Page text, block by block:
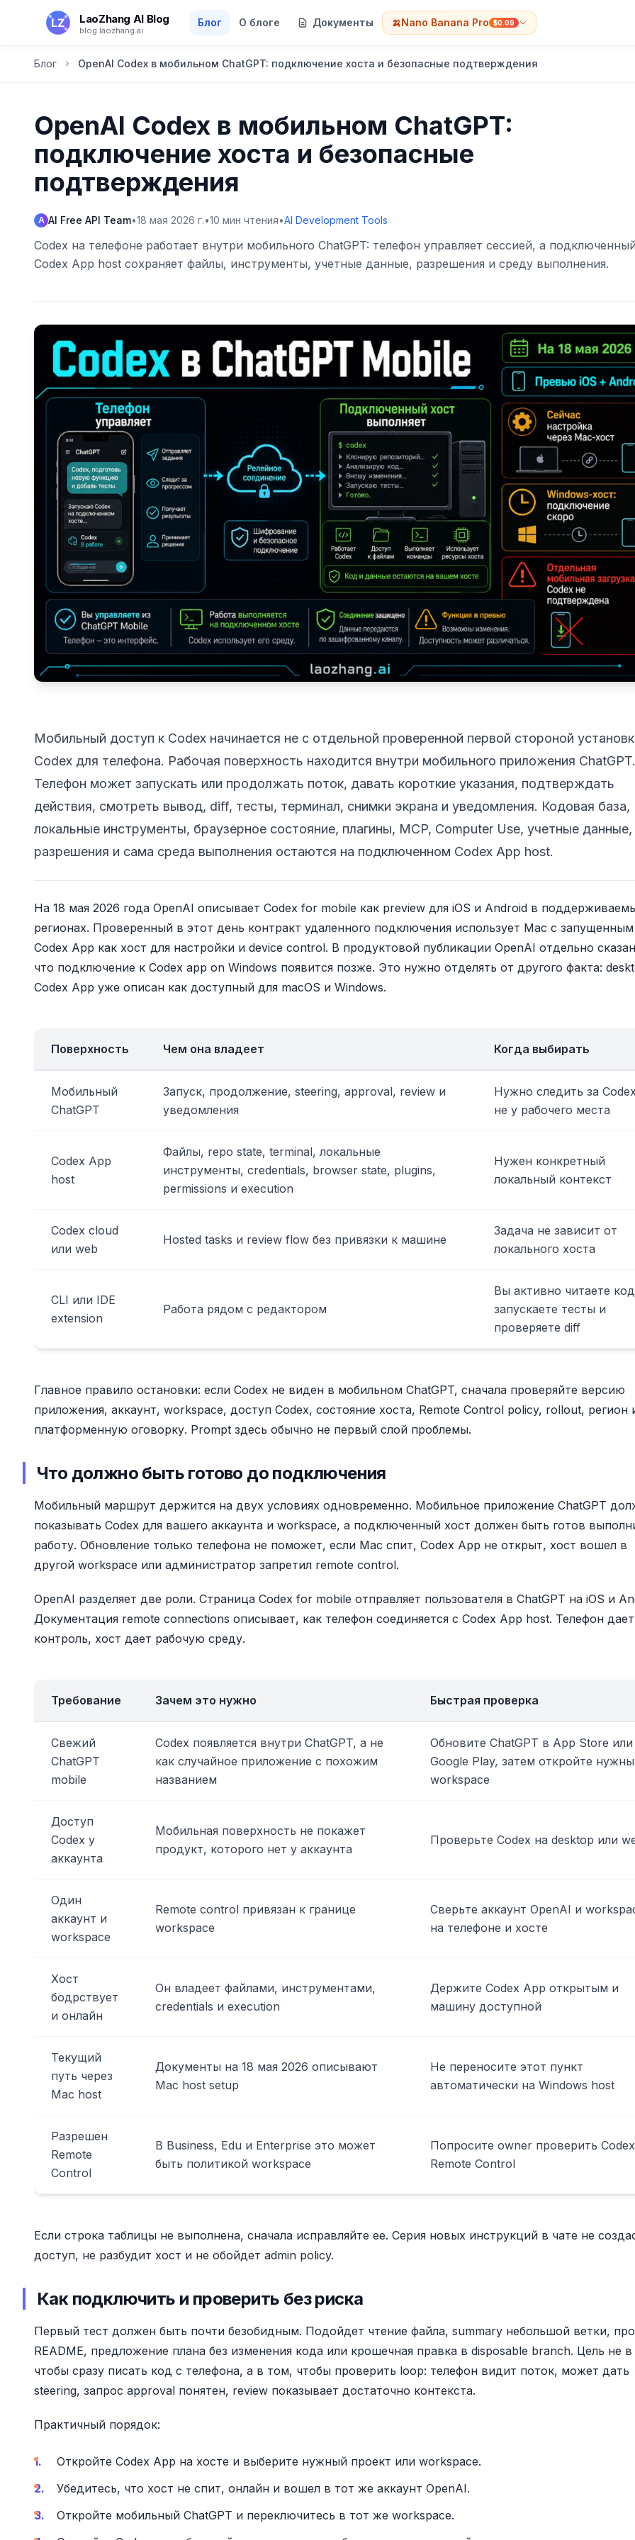
Перейти к основному содержанию
LaoZhang AI Blog
blog.laozhang.ai
Блог О блоге Документы 🍌Nano Banana Pro $0.09
Блог OpenAI Codex в мобильном ChatGPT: подключение хоста и безопасные подтверждения
OpenAI Codex в мобильном ChatGPT:
подключение хоста и безопасные
подтверждения
A AI Free API Team•18 мая 2026 г.•10 мин чтения•AI Development Tools
Codex на телефоне работает внутри мобильного ChatGPT: телефон управляет сессией, а подключенный
Codex App host сохраняет файлы, инструменты, учетные данные, разрешения и среду выполнения.
Мобильный доступ к Codex начинается не с отдельной проверенной первой стороной
Codex для телефона. Рабочая поверхность находится внутри мобильного приложения ChatGPT.
Телефон может запускать или продолжать поток, давать короткие указания, подтверждать
действия, смотреть вывод, diff, тесты, терминал, снимки экрана и уведомления. Кодовая база,
локальные инструменты, браузерное состояние, плагины, MCP, Computer Use, учетные данные,
разрешения и сама среда выполнения остаются на подключенном Codex App host.
На 18 мая 2026 года OpenAI описывает Codex for mobile как preview для iOS и Android в
регионах. Проверенный в этот день контракт удаленного подключения использует Mac с запущенным
Codex App как хост для настройки и device control. В продуктовой публикации OpenAI отдельно
что подключение к Codex app on Windows появится позже. Это нужно отделять от другого факта:
Codex App уже описан как доступный для macOS и Windows.
Поверхность Чем она владеет Когда выбирать
Мобильный
ChatGPT
Запуск, продолжение, steering, approval, review и
уведомления
Нужно следить за
не у рабочего места
Codex App
host
Файлы, repo state, terminal, локальные
инструменты, credentials, browser state, plugins,
permissions и execution
Нужен конкретный
локальный контекст
Codex cloud
или web
Hosted tasks и review flow без привязки к машине
Задача не зависит от
локального хоста
CLI или IDE
extension
Работа рядом с редактором
Вы активно читаете
запускаете тесты и
проверяете diff
Главное правило остановки: если Codex не виден в мобильном ChatGPT, сначала проверяйте версию
приложения, аккаунт, workspace, доступ Codex, состояние хоста, Remote Control policy, rollout, регион
платформенную оговорку. Prompt здесь обычно не первый слой проблемы.
Что должно быть готово до подключения
Мобильный маршрут держится на двух условиях одновременно. Мобильное приложение ChatGPT
показывать Codex для вашего аккаунта и workspace, а подключенный хост должен быть готов
работу. Обновление только телефона не поможет, если Mac спит, Codex App не открыт, хост вошел в
другой workspace или администратор запретил remote control.
OpenAI разделяет две роли. Страница Codex for mobile отправляет пользователя в ChatGPT на iOS и
Документация remote connections описывает, как телефон соединяется с Codex App host. Телефон дает
контроль, хост дает рабочую среду.
Требование Зачем это нужно Быстрая проверка
Свежий
ChatGPT
mobile
Codex появляется внутри ChatGPT, а не
как случайное приложение с похожим
названием
Обновите ChatGPT в App Store или
Google Play, затем откройте
workspace
Доступ
Codex у
аккаунта
Мобильная поверхность не покажет
продукт, которого нет у аккаунта
Проверьте Codex на desktop или
Один
аккаунт и
workspace
Remote control привязан к границе
workspace
Сверьте аккаунт OpenAI и
на телефоне и хосте
Хост
бодрствует
и онлайн
Он владеет файлами, инструментами,
credentials и execution
Держите Codex App открытым и
машину доступной
Текущий
путь через
Mac host
Документы на 18 мая 2026 описывают
Mac host setup
Не переносите этот пункт
автоматически на Windows host
Разрешен
Remote
Control
В Business, Edu и Enterprise это может
быть политикой workspace
Попросите owner проверить
Remote Control
Если строка таблицы не выполнена, сначала исправляйте ее. Серия новых инструкций в чате не
доступ, не разбудит хост и не обойдет admin policy.
Как подключить и проверить без риска
Первый тест должен быть почти безобидным. Подойдет чтение файла, summary небольшой ветки,
README, предложение плана без изменения кода или крошечная правка в disposable branch. Цель не
чтобы сразу писать код с телефона, а в том, чтобы проверить loop: телефон видит поток, может дать
steering, запрос approval понятен, review показывает достаточно контекста.
Практичный порядок:
Откройте Codex App на хосте и выберите нужный проект или workspace.
Убедитесь, что хост не спит, онлайн и вошел в тот же аккаунт OpenAI.
Откройте мобильный ChatGPT и переключитесь в тот же workspace.